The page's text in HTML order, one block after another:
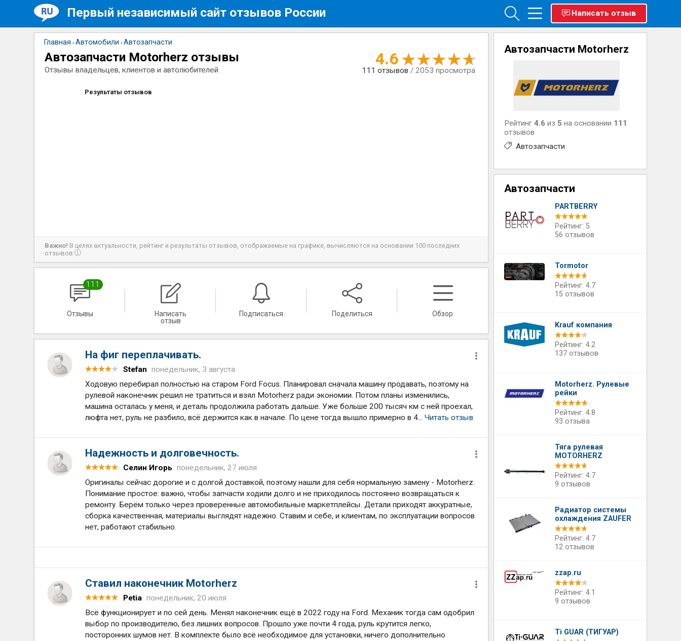
Первый независимый сайт отзывов России Написать отзыв
Главная ›Автомобили ›Автозапчасти
Автозапчасти Motorherz отзывы
Отзывы владельцев, клиентов и автолюбителей
4.6
111 отзывов/ 2053 просмотра
Результаты отзывов
Важно! В целях актуальности, рейтинг и результаты отзывов, отображаемые на графике, вычисляются на основании 100 последних
отзывов
111
Отзывы
Написать
отзыв
Подписаться Поделиться Обзор
На фиг переплачивать.
Stefan понедельник, 3 августа
Ходовую перебирал полностью на старом Ford Focus. Планировал сначала машину продавать, поэтому на
рулевой наконечник решил не тратиться и взял Motorherz ради экономии. Потом планы изменились,
машина осталась у меня, и деталь продолжила работать дальше. Уже больше 200 тысяч км с ней проехал,
люфта нет, руль не разбило, всё держится как в начале. По цене тогда вышло примерно в 4...Читать отзыв
Надежность и долговечность.
Селин Игорь понедельник, 27 июля
Оригиналы сейчас дорогие и с долгой доставкой, поэтому нашли для себя нормальную замену - Motorherz.
Понимание простое: важно, чтобы запчасти ходили долго и не приходилось постоянно возвращаться к
ремонту. Берём только через проверенные автомобильные маркетплейсы. Детали приходят аккуратные,
сборка качественная, материалы выглядят надежно. Ставим и себе, и клиентам, по эксплуатации вопросов
нет, работают стабильно.
Ставил наконечник Motorherz
Petia понедельник, 20 июля
Всё функционирует и по сей день. Менял наконечник ещё в 2022 году на Ford. Механик тогда сам одобрил
выбор по производителю, без лишних вопросов. Прошло уже почти 4 года, руль крутится легко,
посторонних шумов нет. В комплекте было всё необходимое для установки, ничего дополнительно
Автозапчасти Motorherz
Рейтинг4.6 из 5 на основании 111
отзывов
Автозапчасти
Автозапчасти
PARTBERRY
Рейтинг: 5
56 отзывов
Tormotor
Рейтинг: 4.7
15 отзывов
Krauf компания
Рейтинг: 4.2
137 отзывов
Motorherz. Рулевые
рейки
Рейтинг: 4.8
93 отзыва
Тяга рулевая
MOTORHERZ
Рейтинг: 4.7
9 отзывов
Радиатор системы
охлаждения ZAUFER
Рейтинг: 4.7
12 отзывов
zzap.ru
Рейтинг: 4.1
9 отзывов
Ti GUAR (ТИГУАР)